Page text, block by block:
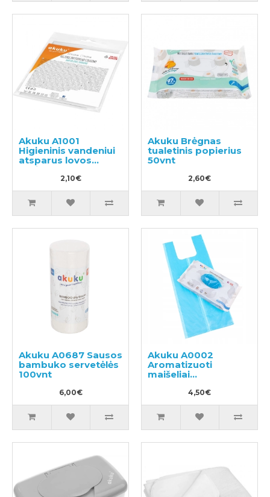
Akuku A1001
Higieninis vandeniui
atsparus lovos
patiesalas 50x120cm
2,10€
Akuku Вrėgnas
tualetinis popierius
50vnt
2,60€
Akuku A0687 Sausos
bambuko servetėlės
100vnt
6,00€
Akuku A0002
Aromatizuoti
maišeliai
sauskelnėms 100vnt
4,50€